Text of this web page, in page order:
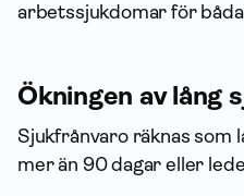
arbets­sjuk­domar för
Ökningen av lång
Sjukfrånvaro räknas som
mer än 90 dagar eller